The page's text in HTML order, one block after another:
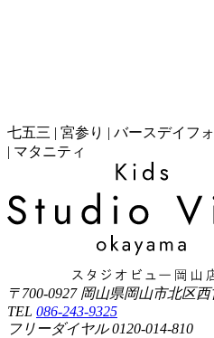
七五三 | 宮参り | バースデイフ
| マタニティ
〒700-0927 岡山県岡山市北区西
TEL 086-243-9325
フリーダイヤル 0120-014-810